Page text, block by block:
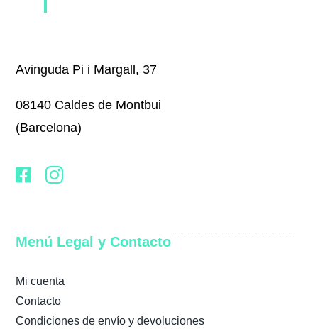
Avinguda Pi i Margall, 37
08140 Caldes de Montbui
(Barcelona)
Menú Legal y Contacto
Mi cuenta
Contacto
Condiciones de envío y devoluciones